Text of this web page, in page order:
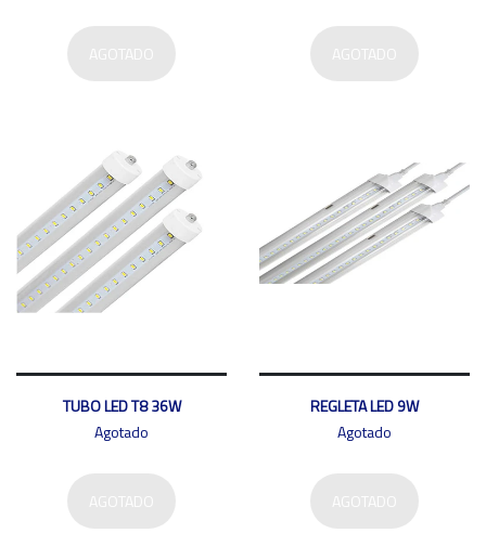
TUBO LED T8 36W
Agotado
REGLETA LED 9W
Agotado